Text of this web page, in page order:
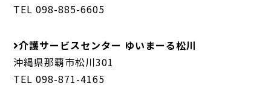
TEL 098-885-6605
介護サービスセンター ゆいまーる松川
沖縄県那覇市松川301
TEL 098-871-4165